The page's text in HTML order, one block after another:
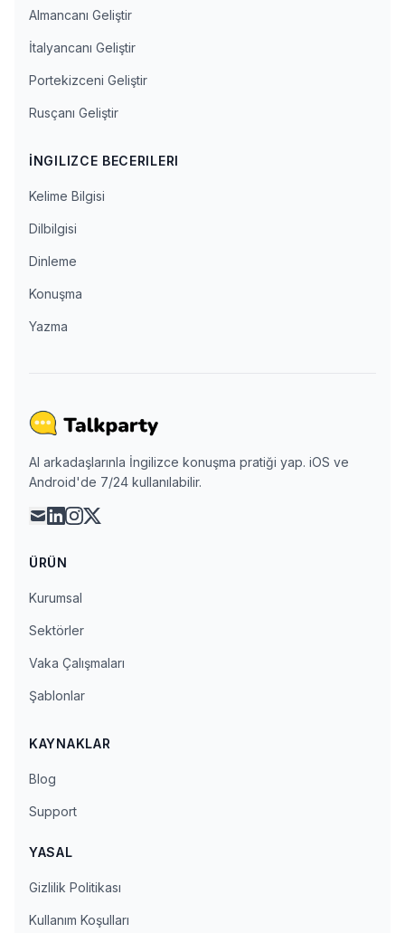
Almancanı Geliştir
İtalyancanı Geliştir
Portekizceni Geliştir
Rusçanı Geliştir
İNGILIZCE BECERILERI
Kelime Bilgisi
Dilbilgisi
Dinleme
Konuşma
Yazma
AI arkadaşlarınla İngilizce konuşma pratiği yap. iOS ve
Android'de 7/24 kullanılabilir.
maillinkedin
instagram
x
ÜRÜN
Kurumsal
Sektörler
Vaka Çalışmaları
Şablonlar
KAYNAKLAR
Blog
Support
YASAL
Gizlilik Politikası
Kullanım Koşulları